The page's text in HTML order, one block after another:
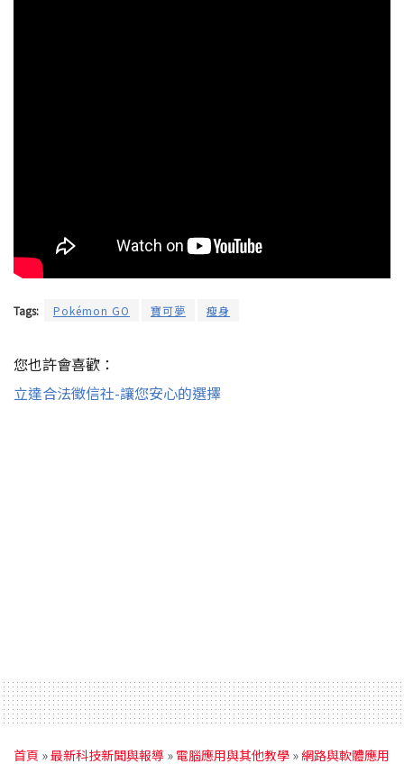
Tags: Pokémon GO 寶可夢 瘦身
您也許會喜歡：
立達合法徵信社-讓您安心的選擇
首頁 »最新科技新聞與報導 » 電腦應用與其他教學 » 網路與軟體應用